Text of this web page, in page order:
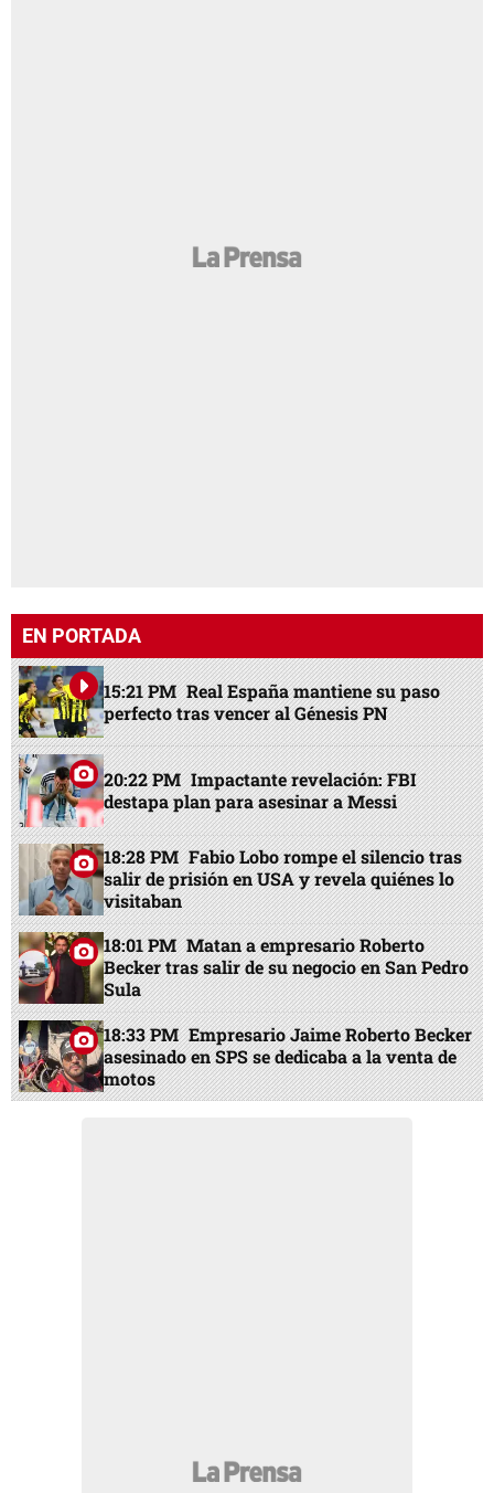
EN PORTADA
15:21 PM Real España mantiene su paso
perfecto tras vencer al Génesis PN
20:22 PM Impactante revelación: FBI
destapa plan para asesinar a Messi
18:28 PM Fabio Lobo rompe el silencio tras
salir de prisión en USA y revela quiénes lo
visitaban
18:01 PM Matan a empresario Roberto
Becker tras salir de su negocio en San Pedro
Sula
18:33 PM Empresario Jaime Roberto Becker
asesinado en SPS se dedicaba a la venta de
motos